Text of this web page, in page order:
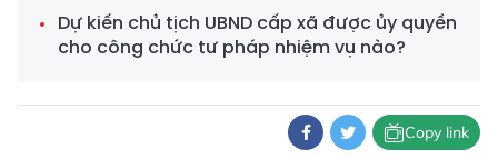
Dự kiến chủ tịch UBND cấp xã được ủy quyền
cho công chức tư pháp nhiệm vụ nào?
Copy link